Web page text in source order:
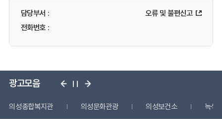
담당부서 :
전화번호:
오류 및 불편신고
광고모음
의성종합복지관 의성문화관광 의성보건소 녹색